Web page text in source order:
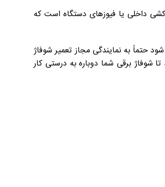
داخلی یا فیوزهای دستگاه است که
حتماً به نمایندگی مجاز تعمیر شوفاژ
شوفاژ برقی شما دوباره به درستی کار